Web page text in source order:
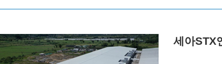
세아STX